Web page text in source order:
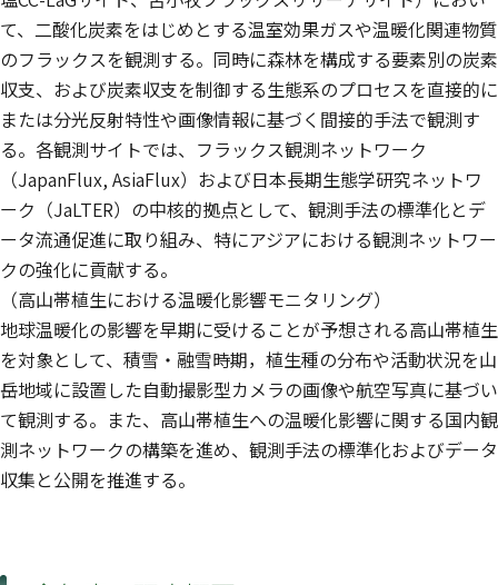
て、二酸化炭素をはじめとする温室効果ガスや温暖化関連物質
のフラックスを観測する。同時に森林を構成する要素別の炭素
収支、および炭素収支を制御する生態系のプロセスを直接的に
または分光反射特性や画像情報に基づく間接的手法で観測す
る。各観測サイトでは、フラックス観測ネットワーク
（JapanFlux, AsiaFlux）および日本長期生態学研究ネットワ
ーク（JaLTER）の中核的拠点として、観測手法の標準化とデ
ータ流通促進に取り組み、特にアジアにおける観測ネットワー
クの強化に貢献する。
（高山帯植生における温暖化影響モニタリング）
地球温暖化の影響を早期に受けることが予想される高山帯植生
を対象として、積雪・融雪時期，植生種の分布や活動状況を山
岳地域に設置した自動撮影型カメラの画像や航空写真に基づい
て観測する。また、高山帯植生への温暖化影響に関する国内観
測ネットワークの構築を進め、観測手法の標準化およびデータ
収集と公開を推進する。